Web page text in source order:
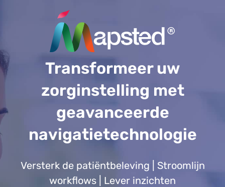
Transformeer uw
zorginstelling met
geavanceerde
navigatietechnologie
Versterk de patiëntbeleving | Stroomlijn
workflows | Lever inzichten